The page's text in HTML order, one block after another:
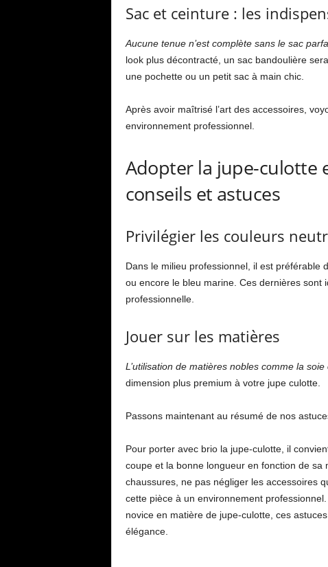
Sac et ceinture : les
Aucune tenue n’est complète sans le sac
look plus décontracté, un sac bandoulière
une pochette ou un petit sac à main chic.
Après avoir maîtrisé l’art des accessoires,
environnement professionnel.
Adopter la jupe-culotte
conseils et astuces
Privilégier les couleurs
Dans le milieu professionnel, il est préférable
ou encore le bleu marine. Ces dernières
professionnelle.
Jouer sur les matières
L’utilisation de matières nobles comme la
dimension plus premium à votre jupe culotte.
Passons maintenant au résumé de nos
Pour porter avec brio la jupe-culotte, il
coupe et la bonne longueur en fonction de
chaussures, ne pas négliger les accessoires
cette pièce à un environnement
novice en matière de jupe-culotte, ces
élégance.